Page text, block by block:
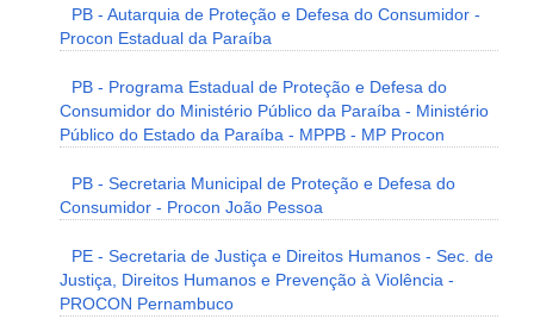
PB - Autarquia de Proteção e Defesa do Consumidor -
Procon Estadual da Paraíba
PB - Programa Estadual de Proteção e Defesa do
Consumidor do Ministério Público da Paraíba - Ministério
Público do Estado da Paraíba - MPPB - MP Procon
PB - Secretaria Municipal de Proteção e Defesa do
Consumidor - Procon João Pessoa
PE - Secretaria de Justiça e Direitos Humanos - Sec. de
Justiça, Direitos Humanos e Prevenção à Violência -
PROCON Pernambuco